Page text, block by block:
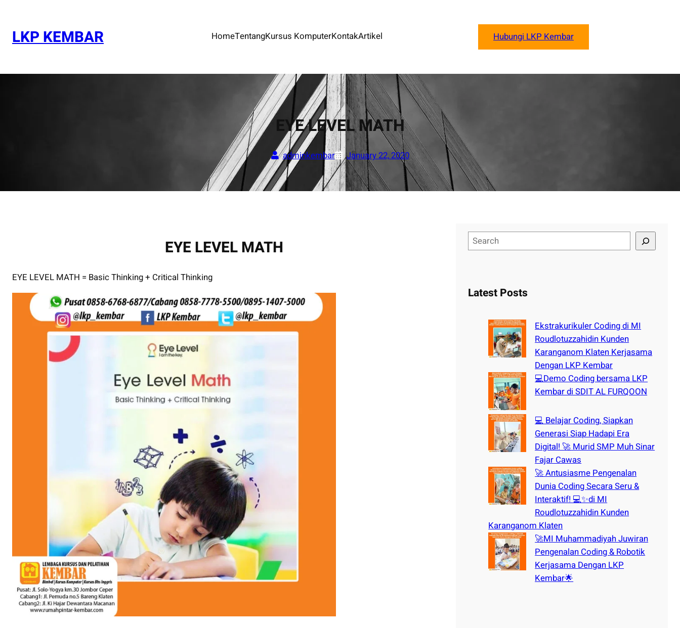
contentLKP KEMBAR HomeTentangKursus KomputerKontakArtikel Hubungi LKP Kembar
EYE LEVEL MATH
adminkembar January 22, 2020
EYE LEVEL MATH
EYE LEVEL MATH = Basic Thinking + Critical Thinking
e
cLatest Posts
Ekstrakurikuler Coding di MI
Roudlotuzzahidin Kunden
Karanganom Klaten Kerjasama
Dengan LKP Kembar
💻Demo Coding bersama LKP
Kembar di SDIT AL FURQOON
💻 Belajar Coding, Siapkan
Generasi Siap Hadapi Era
Digital! 🚀 Murid SMP Muh Sinar
Fajar Cawas
🚀 Antusiasme Pengenalan
Dunia Coding Secara Seru &
Interaktif! 💻✨di MI
Roudlotuzzahidin Kunden
Karanganom Klaten
🚀MI Muhammadiyah Juwiran
Pengenalan Coding & Robotik
Kerjasama Dengan LKP
Kembar🌟